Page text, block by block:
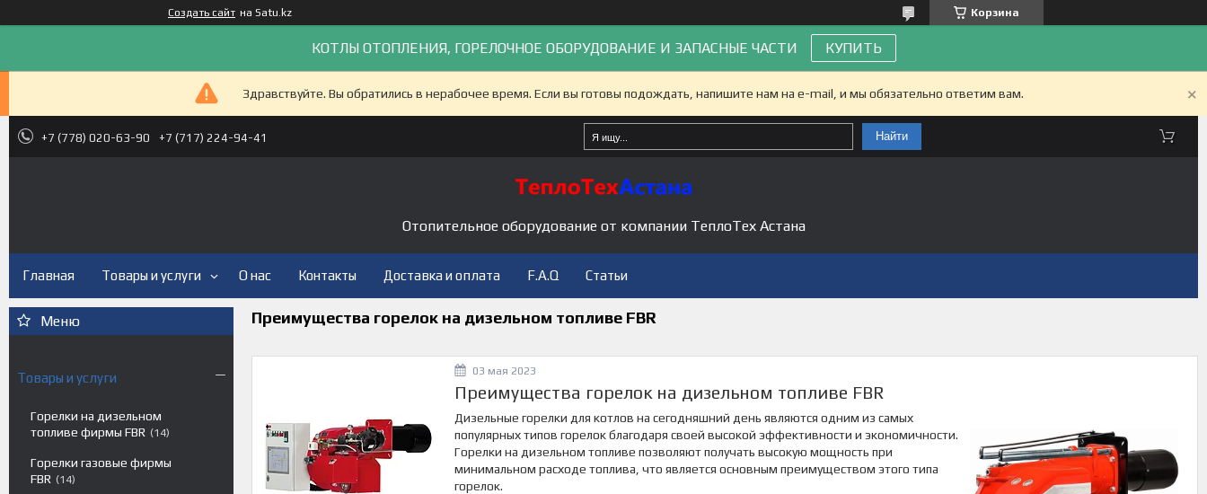
Создать сайт на Satu.kz Корзина
КОТЛЫ ОТОПЛЕНИЯ, ГОРЕЛОЧНОЕ ОБОРУДОВАНИЕ И ЗАПАСНЫЕ ЧАСТИ КУПИТЬ
Здравствуйте. Вы обратились в нерабочее время. Если вы готовы подождать, напишите нам на e-mail, и мы обязательно ответим вам.
+7 (778) 020-63-90 +7 (717) 224-94-41 Найти
Отопительное оборудование от компании ТеплоТех Астана
Главная Товары и услуги О нас Контакты Доставка и оплата F.A.Q Статьи
Товары и услуги
Горелки на дизельном
топливе фирмы FBR
14
Горелки газовые фирмы
FBR
14
Преимущества горелок на дизельном топливе FBR
03 мая 2023
Преимущества горелок на дизельном топливе FBR
Дизельные горелки для котлов на сегодняшний день являются одним из самых
популярных типов горелок благодаря своей высокой эффективности и экономичности.
Горелки на дизельном топливе позволяют получать высокую мощность при
минимальном расходе топлива, что является основным преимуществом этого типа
горелок.